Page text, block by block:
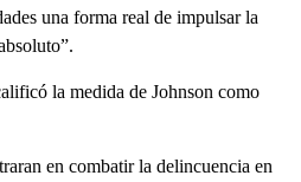
una forma real de impulsar la
la medida de Johnson como
en combatir la delincuencia en